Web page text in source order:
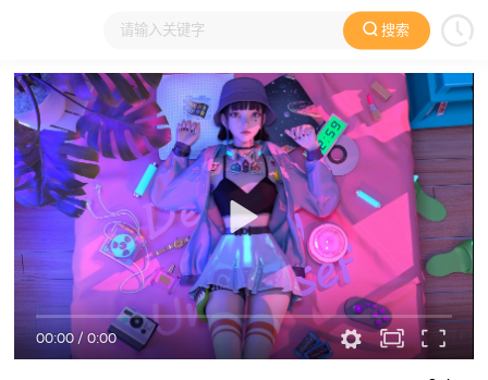
搜索
大家在看 日本动漫 国产动漫 欧美动漫 动漫电影
00:00/0:00